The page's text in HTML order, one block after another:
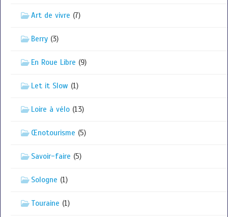
Art de vivre (7)
Berry (3)
En Roue Libre (9)
Let it Slow (1)
Loire à vélo (13)
Œnotourisme (5)
Savoir-faire (5)
Sologne (1)
Touraine (1)